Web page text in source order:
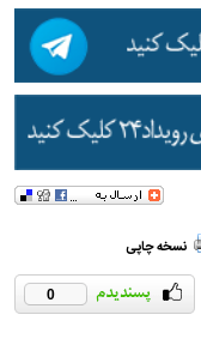
نسخه چاپی
0